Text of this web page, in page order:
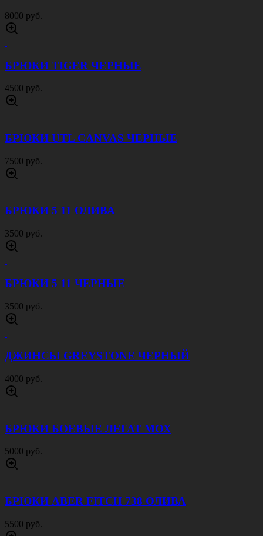
8000 руб.
БРЮКИ TIGER ЧЕРНЫЕ
4500 руб.
БРЮКИ UTL CANVAS ЧЕРНЫЕ
7500 руб.
БРЮКИ 5 11 ОЛИВА
3500 руб.
БРЮКИ 5 11 ЧЕРНЫЕ
3500 руб.
ДЖИНСЫ GREYSTONE ЧЕРНЫЙ
4000 руб.
БРЮКИ БОЕВЫЕ ЛЕГАТ МОХ
5000 руб.
БРЮКИ ABER FITCH 738 ОЛИВА
5500 руб.